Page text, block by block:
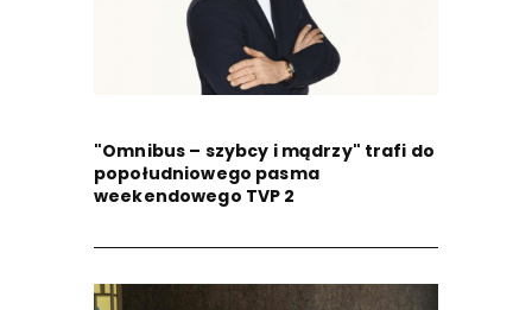
"Omnibus – szybcy i mądrzy" trafi do
popołudniowego pasma
weekendowego TVP 2